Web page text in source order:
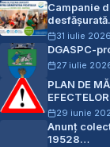
Campanie
31 iulie 2026
DGASPC-
27 iulie
PLAN DE
29 iunie
Anunț
19528…